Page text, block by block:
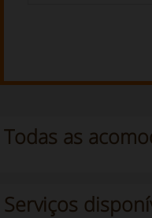
Todas as
Serviços